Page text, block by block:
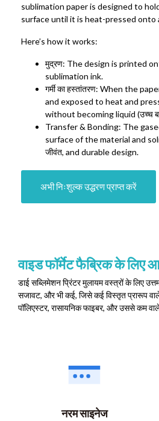
sublimation paper is designed to
surface until it is heat-pressed onto
Here’s how it works:
मुद्रण: The design is printed
sublimation ink.
गर्मी का हस्तांतरण: When the
and exposed to heat and
without becoming liquid (उच्च
Transfer&Bonding: The
surface of the material and
जीवंत, and durable design.
अभी निःशुल्क उद्धरण प्राप्त करें
वाइड फॉर्मेट फैब्रिक के लिए
डाई सब्लिमेशन प्रिंटर मुलायम वस्त्रों के लिए
सजावट, और भी कई, जिसे कई विस्तृत प्रारूप
पॉलिएस्टर, रासायनिक फाइबर, और उससे कम
नरम साइनेज